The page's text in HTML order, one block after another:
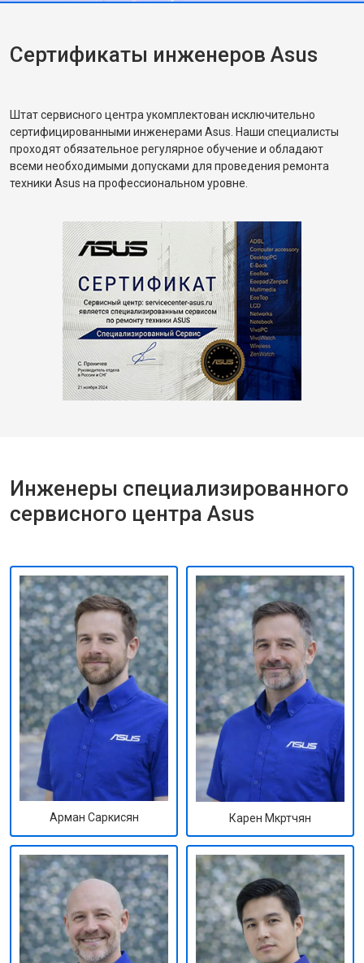
Сертификаты инженеров Asus
Штат сервисного центра укомплектован исключительно
сертифицированными инженерами Asus. Наши специалисты
проходят обязательное регулярное обучение и обладают
всеми необходимыми допусками для проведения ремонта
техники Asus на профессиональном уровне.
Инженеры специализированного
сервисного центра Asus
Арман Саркисян Карен Мкртчян